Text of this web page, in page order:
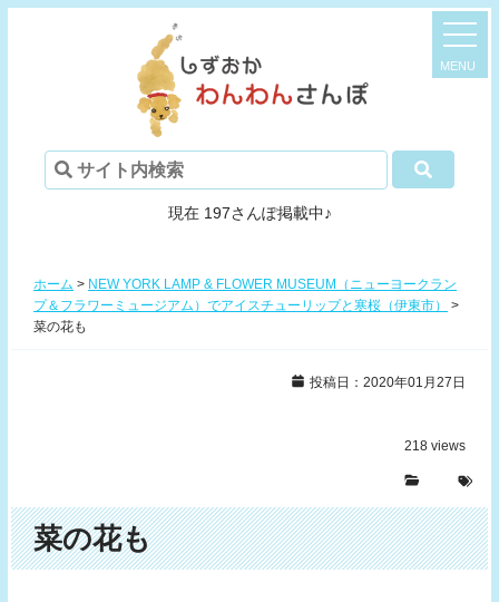
現在 197さんぽ掲載中♪
ホーム > NEW YORK LAMP & FLOWER MUSEUM（ニューヨークラン
プ＆フラワーミュージアム）でアイスチューリップと寒桜（伊東市）
>
菜の花も
投稿日：2020年01月27日
218 views
菜の花も